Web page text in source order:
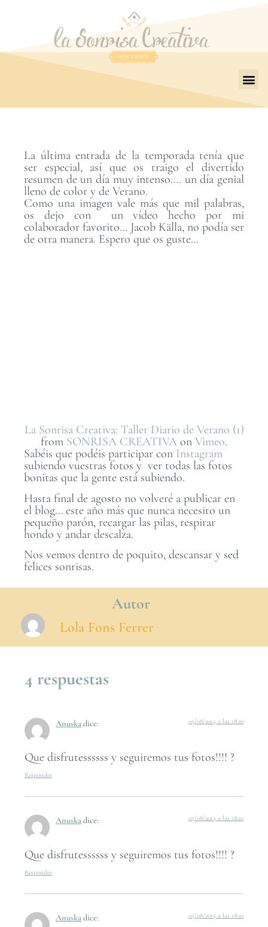
La última entrada de la temporada tenía que
ser especial, así que os traigo el divertido
resumen de un día muy intenso…. un día genial
lleno de color y de Verano.
Como una imagen vale más que mil palabras,
os dejo con un vídeo hecho por mi
colaborador favorito… Jacob Källa, no podía ser
de otra manera. Espero que os guste…
La Sonrisa Creativa: Taller Diario de Verano (1)
from SONRISA CREATIVA on Vimeo.
Sabéis que podéis participar con Instagram
subiendo vuestras fotos y ver todas las fotos
bonitas que la gente está subiendo.
Hasta final de agosto no volveré a publicar en
el blog… este año más que nunca necesito un
pequeño parón, recargar las pilas, respirar
hondo y andar descalza.
Nos vemos dentro de poquito, descansar y sed
felices sonrisas.
Autor
Lola Fons Ferrer
4 respuestas
Anuskadice: 05/08/2015 a las 18:20
Que disfrutessssss y seguiremos tus fotos!!!! ?
Responder
Anuskadice: 05/08/2015 a las 18:20
Que disfrutessssss y seguiremos tus fotos!!!! ?
Responder
Anuskadice: 05/08/2015 a las 18:20